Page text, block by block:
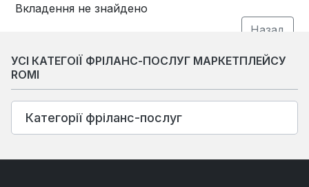
Вкладення не знайдено
УСІ КАТЕГОІЇ ФРІЛАНС-ПОСЛУГ МАРКЕТПЛЕЙСУ
ROMI
Категорії фріланс-послуг